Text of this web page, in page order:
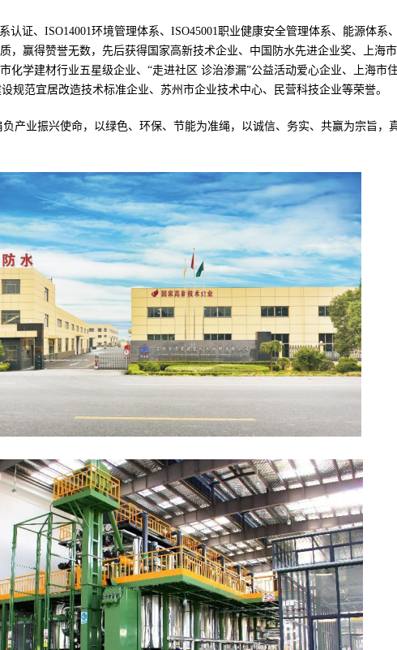
认证、ISO14001环境管理体系、ISO45001职业健康安全管理体系、能源体系
，赢得赞誉无数，先后获得国家高新技术企业、中国防水先进企业奖、上海
化学建材行业五星级企业、“走进社区 诊治渗漏”公益活动爱心企业、上海市
规范宜居改造技术标准企业、苏州市企业技术中心、民营科技企业等荣誉。
产业振兴使命，以绿色、环保、节能为准绳，以诚信、务实、共赢为宗旨，